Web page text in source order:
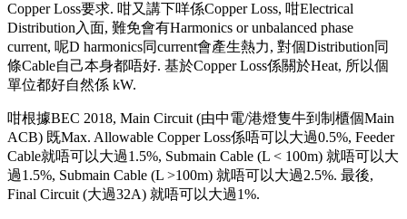
Copper Loss要求. 咁又講下咩係Copper Loss, 咁Electrical
Distribution入面, 難免會有Harmonics or unbalanced phase
current, 呢D harmonics同current會產生熱力, 對個Distribution同
條Cable自己本身都唔好. 基於Copper Loss係關於Heat, 所以個
單位都好自然係 kW.
咁根據BEC 2018, Main Circuit (由中電/港燈隻牛到制櫃個Main
ACB) 既Max. Allowable Copper Loss係唔可以大過0.5%, Feeder
Cable就唔可以大過1.5%, Submain Cable (L < 100m) 就唔可以大
過1.5%, Submain Cable (L >100m) 就唔可以大過2.5%. 最後,
Final Circuit (大過32A) 就唔可以大過1%.